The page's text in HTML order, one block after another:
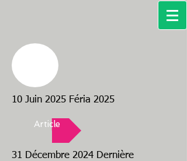
10 Juin 2025 Féria 2025
Article
31 Décembre 2024 Dernière